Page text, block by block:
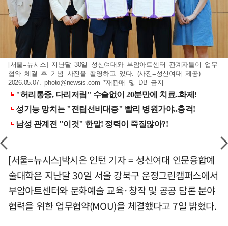
[서울=뉴시스] 지난달 30일 성신여대와 부암아트센터 관계자들이 업무
협약 체결 후 기념 사진을 촬영하고 있다. (사진=성신여대 제공)
2026.05.07.photo@newsis.com *재판매 및 DB 금지
[서울=뉴시스]박시은 인턴 기자 = 성신여대 인문융합예
술대학은 지난달 30일 서울 강북구 운정그린캠퍼스에서
부암아트센터와 문화예술 교육·창작 및 공공 담론 분야
협력을 위한 업무협약(MOU)을 체결했다고 7일 밝혔다.